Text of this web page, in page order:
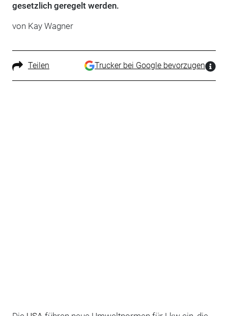
gesetzlich geregelt werden.
von Kay Wagner
Teilen Trucker bei Google bevorzugen